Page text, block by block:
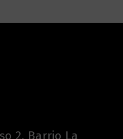
2, Barrio La